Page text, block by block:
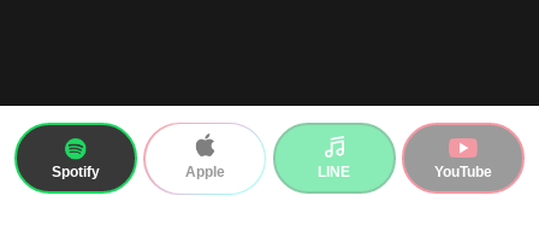
Spotify Apple LINE YouTube